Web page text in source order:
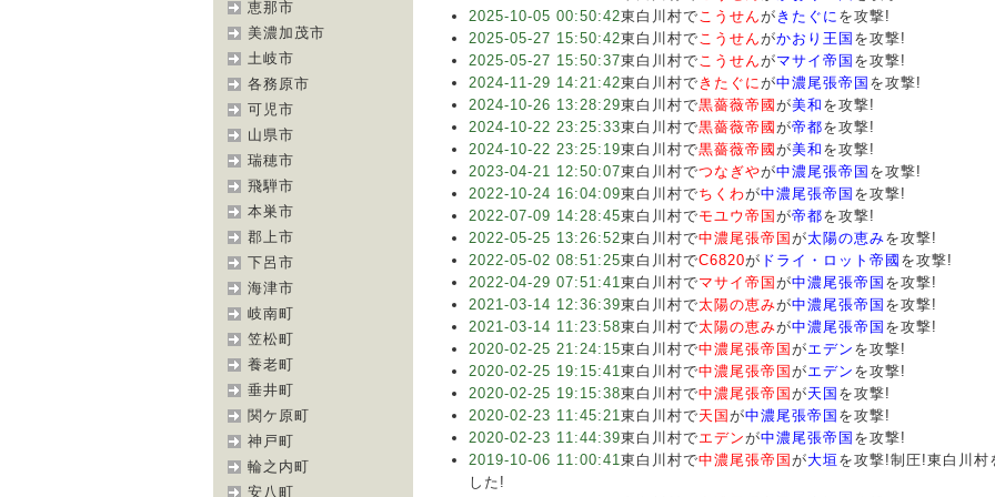
恵那市
美濃加茂市
土岐市
各務原市
可児市
山県市
瑞穂市
飛騨市
本巣市
郡上市
下呂市
海津市
岐南町
笠松町
養老町
垂井町
関ケ原町
神戸町
輪之内町
安八町
2025-10-05 00:50:42東白川村でこうせんが きたぐに を攻撃!
2025-05-27 15:50:42東白川村でこうせんがかおり王国 を攻撃!
2025-05-27 15:50:37東白川村でこうせんがマサイ帝国 を攻撃!
2024-11-29 14:21:42東白川村で きたぐにが中濃尾張帝国 を攻撃!
2024-10-26 13:28:29東白川村で黒薔薇帝國 が美和 を攻撃!
2024-10-22 23:25:33東白川村で黒薔薇帝國 が帝都を攻撃!
2024-10-22 23:25:19東白川村で黒薔薇帝國 が美和 を攻撃!
2023-04-21 12:50:07東白川村でつなぎやが中濃尾張帝国 を攻撃!
2022-10-24 16:04:09東白川村でちくわが中濃尾張帝国 を攻撃!
2022-07-09 14:28:45東白川村でモユウ帝国 が帝都を攻撃!
2022-05-25 13:26:52東白川村で中濃尾張帝国 が太陽の恵みを攻撃!
2022-05-02 08:51:25東白川村でC6820が ドライ・ロット帝國 を攻撃!
2022-04-29 07:51:41東白川村でマサイ帝国 が中濃尾張帝国 を攻撃!
2021-03-14 12:36:39東白川村で太陽の恵みが中濃尾張帝国 を攻撃!
2021-03-14 11:23:58東白川村で太陽の恵みが中濃尾張帝国 を攻撃!
2020-02-25 21:24:15東白川村で中濃尾張帝国 がエデン を攻撃!
2020-02-25 19:15:41東白川村で中濃尾張帝国 がエデン を攻撃!
2020-02-25 19:15:38東白川村で中濃尾張帝国 が天国 を攻撃!
2020-02-23 11:45:21東白川村で天国 が中濃尾張帝国 を攻撃!
2020-02-23 11:44:39東白川村でエデンが中濃尾張帝国 を攻撃!
2019-10-06 11:00:41東白川村で中濃尾張帝国 が大垣 を攻撃!制圧!東白川村
した!